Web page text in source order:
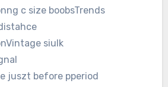
c size boobsTrends
siulk
juszt before pperiod